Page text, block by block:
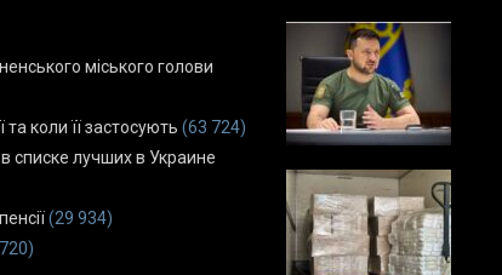
міського голови
коли її застосують (63 724)
списке лучших в Украине
(29 934)